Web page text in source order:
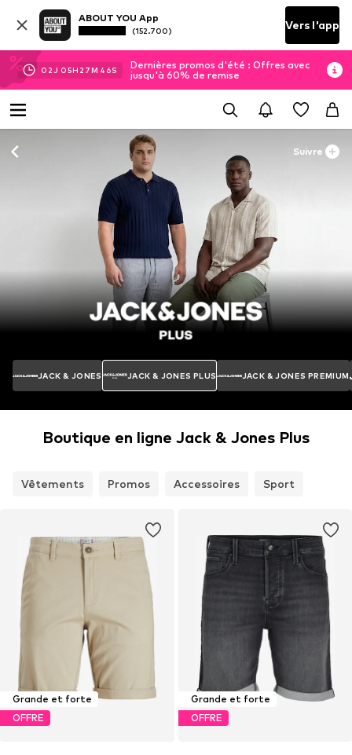
ABOUT YOU App
(152.700) Vers l'app
02J 05H 27M 44S
Dernières promos d'été : Offres avec
jusqu'à 60% de remise
Suivre
JACK & JONES JACK & JONES PLUS JACK & JONES PREMIUM
Boutique en ligne Jack & Jones Plus
Vêtements Promos Accessoires Sport
Grande et forte
OFFRE
Grande et forte
OFFRE